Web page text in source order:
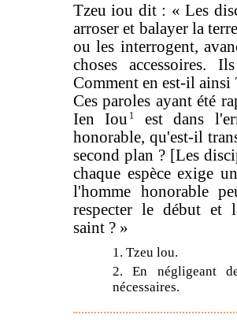
Tzeu iou dit : « Les
arroser et balayer la
ou les interrogent,
choses accessoires.
Comment en est-il ainsi
Ces paroles ayant été
Ien Iou 1
est dans
honorable, qu'est-il
second plan ? [Les
chaque espèce exige
l'homme honorable
respecter le début et
saint ? »
1. Tzeu lou.
2. En négligeant
nécessaires.